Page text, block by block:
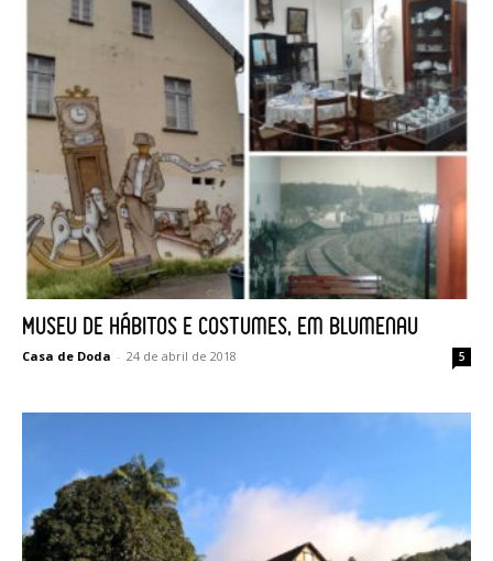
Museu de Hábitos e Costumes, em Blumenau
Casa de Doda - 24 de abril de 2018 5